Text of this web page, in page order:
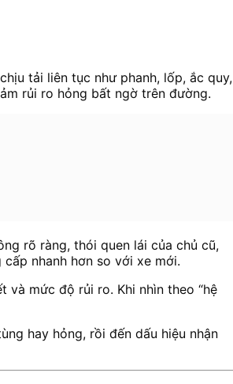
tải liên tục như phanh, lốp, ắc quy,
rủi ro hỏng bất ngờ trên đường.
rõ ràng, thói quen lái của chủ cũ,
nhanh hơn so với xe mới.
và mức độ rủi ro. Khi nhìn theo “hệ
hay hỏng, rồi đến dấu hiệu nhận